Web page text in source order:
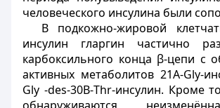
человеческого инсулина были
В подкожно-жировой
инсулин гларгин частично
карбоксильного конца β-цепи с
активных метаболитов 21А-Gly-
Gly -des-30В-Thr-инсулин. Кроме